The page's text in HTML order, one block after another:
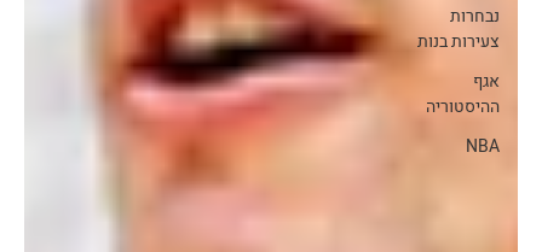
נבחרות
צעירות בנות
אגף
ההיסטוריה
NBA